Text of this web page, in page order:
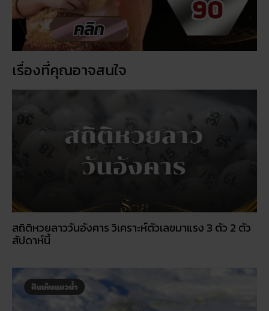
สถิติหวยออกวันอาทิตย์ ตรวจหวยทุกงวด ค้นหาเลขเด็ด
ประจำวัน